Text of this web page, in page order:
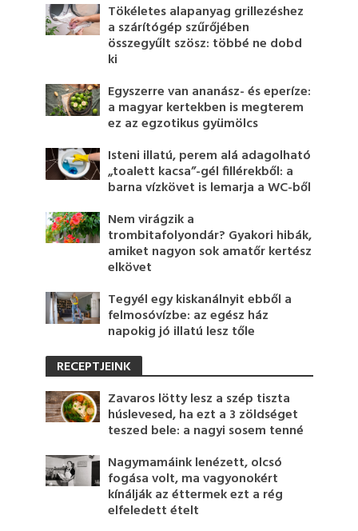
Tökéletes alapanyag grillezéshez
a szárítógép szűrőjében
összegyűlt szösz: többé ne dobd
ki
Egyszerre van ananász- és eperíze:
a magyar kertekben is megterem
ez az egzotikus gyümölcs
Isteni illatú, perem alá adagolható
„toalett kacsa”-gél fillérekből: a
barna vízkövet is lemarja a WC-ből
Nem virágzik a
trombitafolyondár? Gyakori hibák,
amiket nagyon sok amatőr kertész
elkövet
Tegyél egy kiskanálnyit ebből a
felmosóvízbe: az egész ház
napokig jó illatú lesz tőle
RECEPTJEINK
Zavaros lötty lesz a szép tiszta
húslevesed, ha ezt a 3 zöldséget
teszed bele: a nagyi sosem tenné
Nagymamáink lenézett, olcsó
fogása volt, ma vagyonokért
kínálják az éttermek ezt a rég
elfeledett ételt